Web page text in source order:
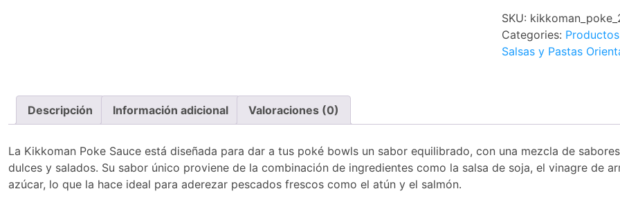
250ml
cantidad
SKU:
Categories:
Salsas y Pastas
Descripción Información adicional Valoraciones (0)
La Kikkoman Poke Sauce está diseñada para dar a tus poké bowls un sabor equilibrado, con una mezcla de
dulces y salados. Su sabor único proviene de la combinación de ingredientes como la salsa de soja, el vinagre de
azúcar, lo que la hace ideal para aderezar pescados frescos como el atún y el salmón.